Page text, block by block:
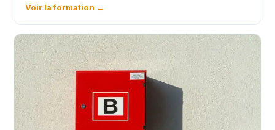
Voir la formation →